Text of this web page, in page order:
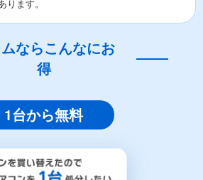
ります。
ならこんなにお
得
1台から無料